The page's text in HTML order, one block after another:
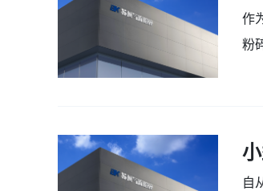
作
粉
自